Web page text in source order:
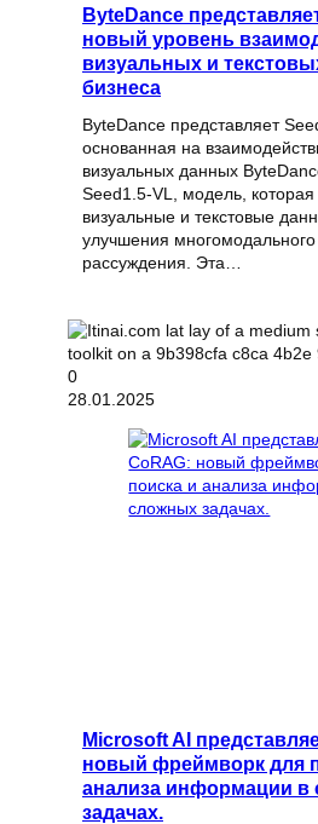
ByteDance
новый уровень
визуальных и
бизнеса
ByteDance представляет
основанная на
визуальных данных
Seed1.5-VL, модель, которая
визуальные и текстовые
улучшения
рассуждения. Эта…
28.01.2025
Microsoft AI
новый фреймворк для
анализа информации в
задачах.